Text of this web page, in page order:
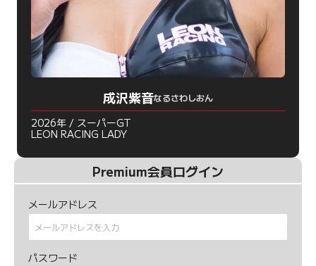
成沢紫音なるさわしおん
2026年 / スーパーGT
LEON RACING LADY
Premium会員ログイン
メールアドレス
パスワード